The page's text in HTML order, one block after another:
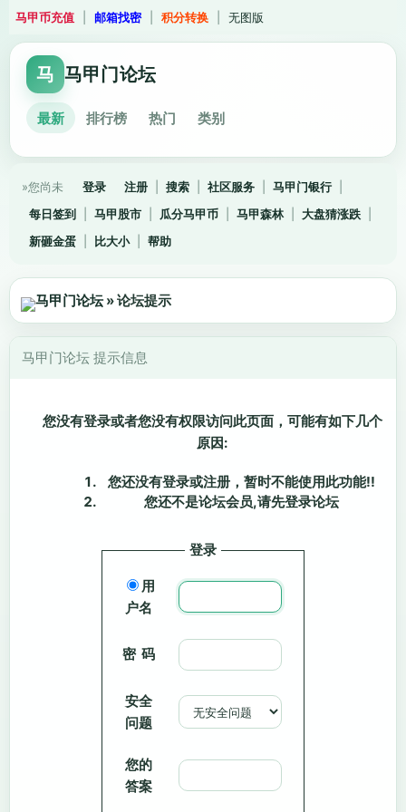
马甲币充值 邮箱找密 积分转换 无图版
马 马甲门论坛
最新 排行榜 热门 类别
»您尚未 登录 注册 搜索 社区服务 马甲门银行
每日签到
马甲股市 瓜分马甲币 马甲森林 大盘猜涨跌
新砸金蛋
比大小 帮助
马甲门论坛 » 论坛提示
马甲门论坛 提示信息
您没有登录或者您没有权限访问此页面，可能有如下几个
原因:
您还没有登录或注册，暂时不能使用此功能!!
您还不是论坛会员,请先登录论坛
登录
用
户名
密 码
安全
问题
您的
答案